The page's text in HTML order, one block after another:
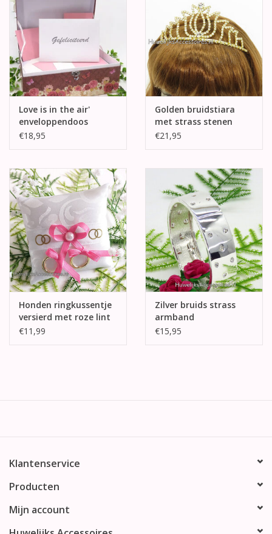
Love is in the air'
enveloppendoos
€18,95
Golden bruidstiara
met strass stenen
€21,95
Honden ringkussentje
versierd met roze lint
€11,99
Zilver bruids strass
armband
€15,95
Klantenservice
Producten
Mijn account